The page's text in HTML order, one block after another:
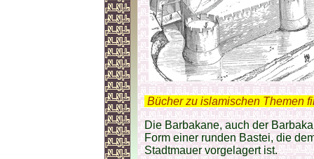
Bücher zu islamischen Themen
Die Barbakane, auch der
Form einer runden Bastei, die
Stadtmauer vorgelagert ist.